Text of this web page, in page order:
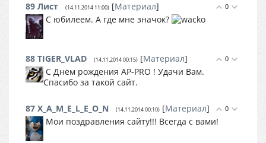
0
89 Лист (14.11.2014 11:00) [Материал]
С юбилеем. А где мне значок?
0
88 TIGER_VLAD (14.11.2014 00:15) [Материал]
C Днём рождения AP-PRO ! Удачи Вам.
Спасибо за такой сайт.
0
87 X_A_M_E_L_E_O_N (14.11.2014 00:10) [Материал]
Мои поздравления сайту!!! Всегда с вами!